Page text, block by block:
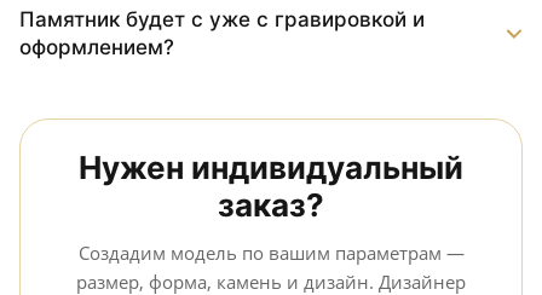
Памятник будет с уже с гравировкой и
оформлением?
Нужен индивидуальный
заказ?
Создадим модель по вашим параметрам —
размер, форма, камень и дизайн. Дизайнер